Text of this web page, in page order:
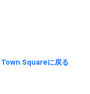
Town Squareに​戻る